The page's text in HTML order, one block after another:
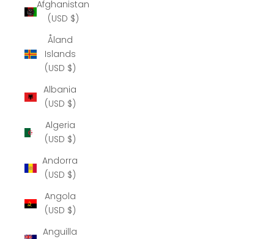
Afghanistan
(USD $)
Åland
Islands
(USD $)
Albania
(USD $)
Algeria
(USD $)
Andorra
(USD $)
Angola
(USD $)
Anguilla